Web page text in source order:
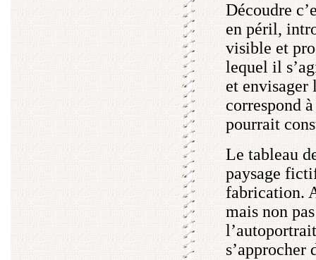
Découdre
en péril,
visible et
lequel il
et envisager
correspond
pourrait
Le tableau
paysage
fabrication.
mais non
s’approcher